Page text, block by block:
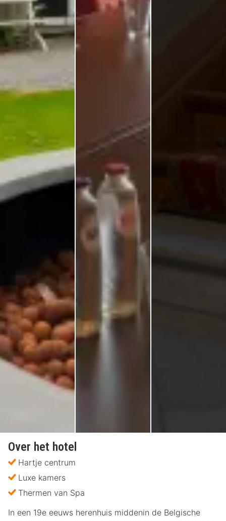
Over het hotel
Hartje centrum
Luxe kamers
Thermen van Spa
In een 19e eeuws herenhuis middenin de Belgische